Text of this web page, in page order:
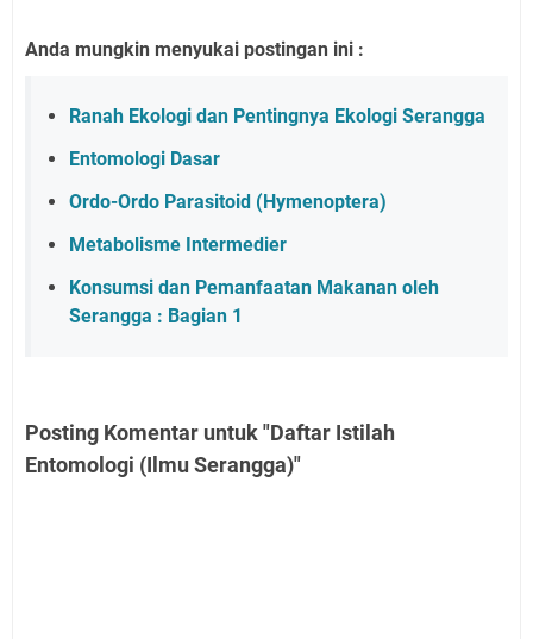
Anda mungkin menyukai postingan ini :
Ranah Ekologi dan Pentingnya Ekologi Serangga
Entomologi Dasar
Ordo-Ordo Parasitoid (Hymenoptera)
Metabolisme Intermedier
Konsumsi dan Pemanfaatan Makanan oleh
Serangga : Bagian 1
Posting Komentar untuk "Daftar Istilah
Entomologi (Ilmu Serangga)"